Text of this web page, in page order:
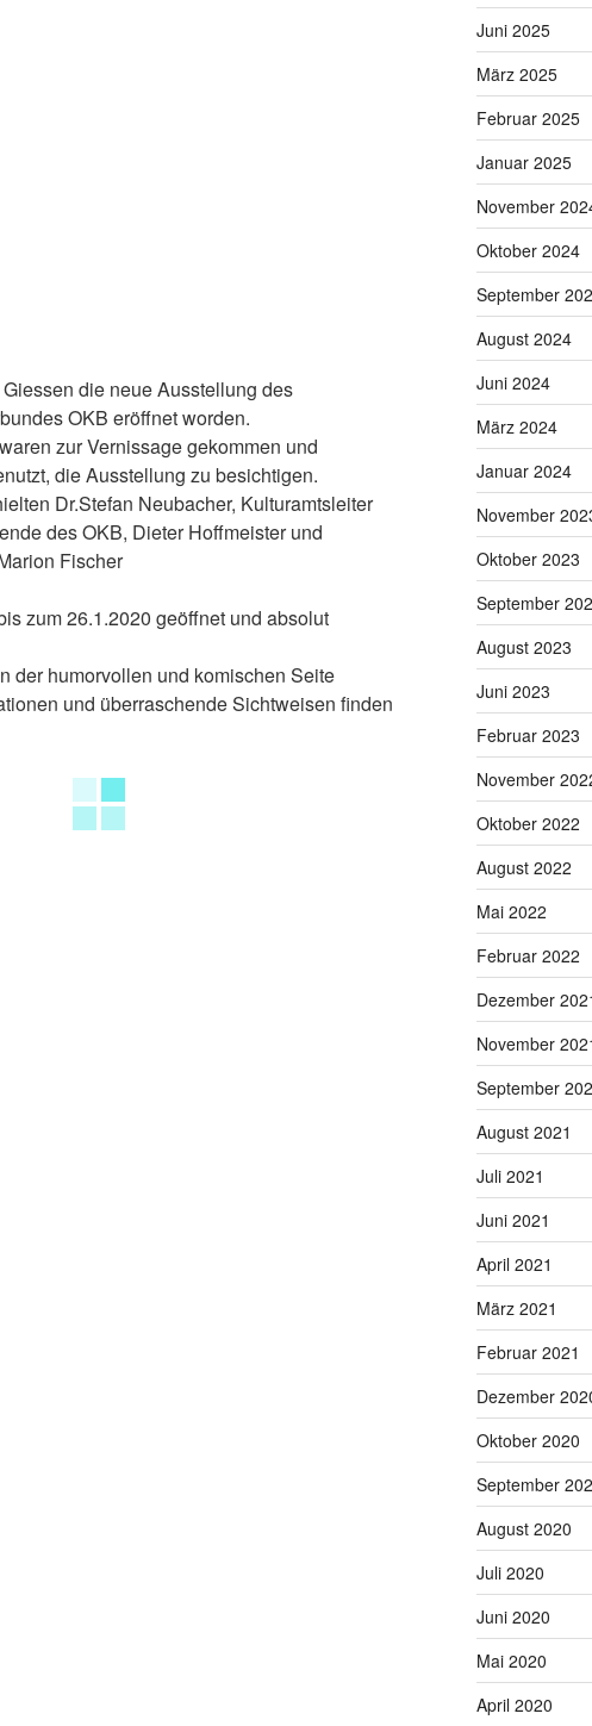
die neue Ausstellung des
OKB eröffnet worden.
zur Vernissage gekommen und
die Ausstellung zu besichtigen.
Dr.Stefan Neubacher, Kulturamtsleiter
des OKB, Dieter Hoffmeister und
Fischer
zum 26.1.2020 geöffnet und absolut
der humorvollen und komischen Seite
und überraschende Sichtweisen finden
Juni 2025
März 2025
Februar 2025
Januar 2025
November
Oktober 2024
September
August 2024
Juni 2024
März 2024
Januar 2024
November
Oktober 2023
September
August 2023
Juni 2023
Februar 2023
November
Oktober 2022
August 2022
Mai 2022
Februar 2022
Dezember
November
September
August 2021
Juli 2021
Juni 2021
April 2021
März 2021
Februar 2021
Dezember
Oktober 2020
September
August 2020
Juli 2020
Juni 2020
Mai 2020
April 2020